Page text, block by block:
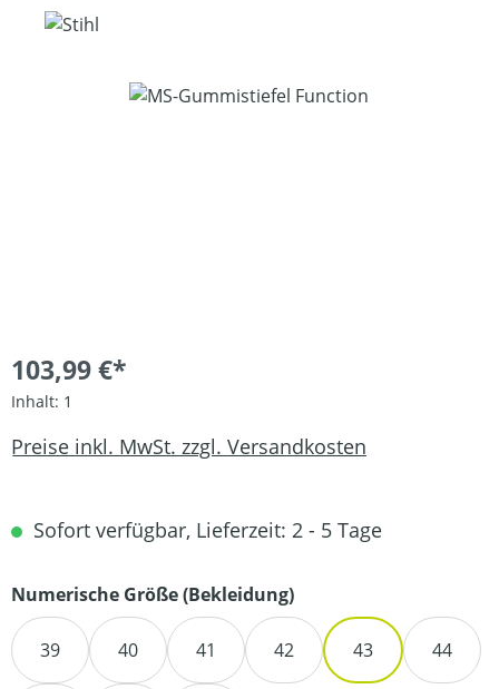
Bildergalerie überspringen
103,99 €*
Inhalt: 1
Preise inkl. MwSt. zzgl. Versandkosten
Sofort verfügbar, Lieferzeit: 2 - 5 Tage
Numerische Größe (Bekleidung)auswählen
39 40 41 42 43 44